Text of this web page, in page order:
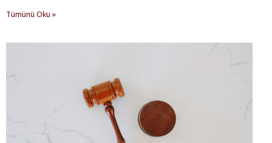
Tümünü Oku »